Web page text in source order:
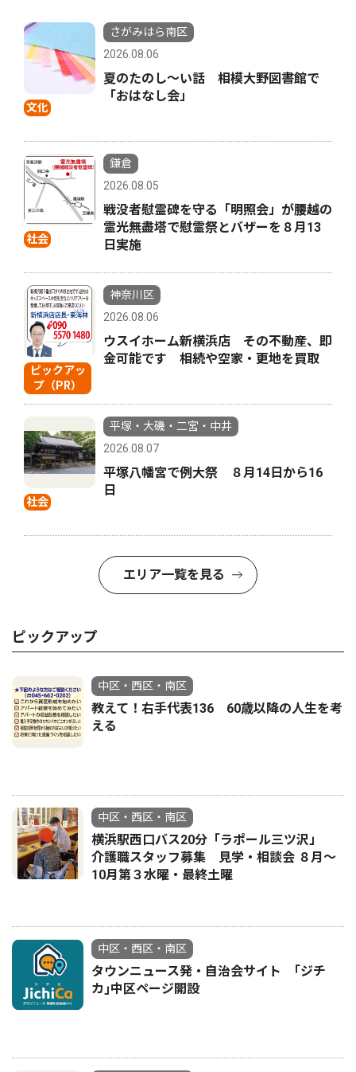
文化
さがみはら南区
2026.08.06
夏のたのし〜い話 相模大野図書館で
「おはなし会」
社会
鎌倉
2026.08.05
戦没者慰霊碑を守る「明照会」が腰越の
霊光無盡塔で慰霊祭とバザーを８月13
日実施
ピックアッ
プ（PR）
神奈川区
2026.08.06
ウスイホーム新横浜店 その不動産、即
金可能です 相続や空家・更地を買取
社会
平塚・大磯・二宮・中井
2026.08.07
平塚八幡宮で例大祭 ８月14日から16
日
エリア一覧を見る
ピックアップ
中区・西区・南区
教えて！右手代表136 60歳以降の人生を考
える
中区・西区・南区
横浜駅西口バス20分「ラポール三ツ沢」
介護職スタッフ募集 見学・相談会 ８月〜
10月第３水曜・最終土曜
中区・西区・南区
タウンニュース発・自治会サイト ｢ジチ
カ｣中区ページ開設